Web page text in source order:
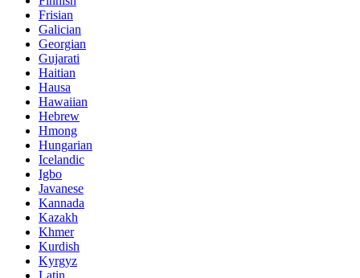
Frisian
Galician
Georgian
Gujarati
Haitian
Hausa
Hawaiian
Hebrew
Hmong
Hungarian
Icelandic
Igbo
Javanese
Kannada
Kazakh
Khmer
Kurdish
Kyrgyz
Latin